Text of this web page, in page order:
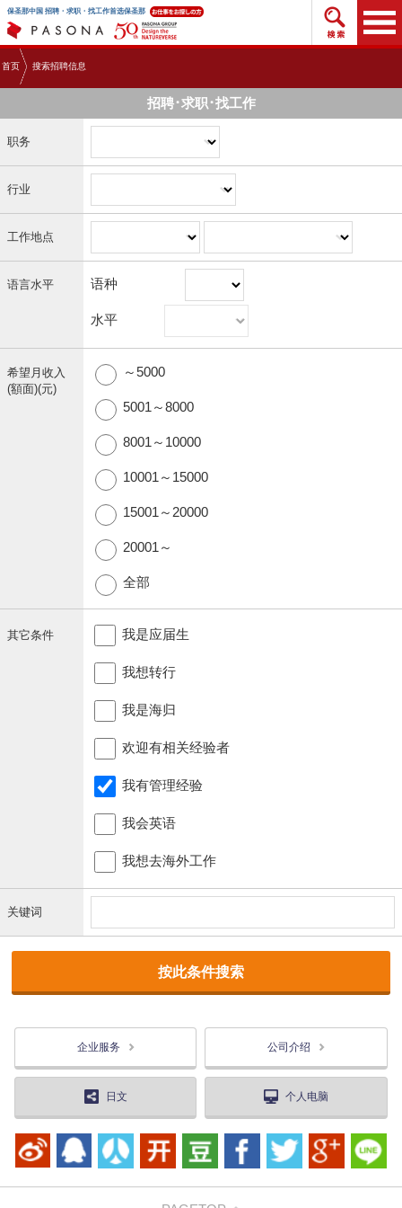
保圣那中国 招聘・求职・找工作首选保圣那 搜索
首页 搜索招聘信息
招聘･求职･找工作
职务
行业
工作地点
语言水平 语种
水平
希望月收入
(額面)(元)
～5000
5001～8000
8001～10000
10001～15000
15001～20000
20001～
全部
其它条件 我是应届生
我想转行
我是海归
欢迎有相关经验者
我有管理经验
我会英语
我想去海外工作
关键词
企业服务 公司介绍
日文 个人电脑